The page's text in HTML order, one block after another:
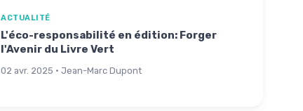
ACTUALITÉ
L'éco-responsabilité en édition: Forger
l'Avenir du Livre Vert
02 avr. 2025 · Jean-Marc Dupont